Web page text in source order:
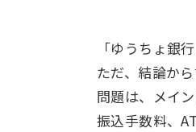
「ゆうちょ銀
ただ、結論か
問題は、メイ
振込手数料、